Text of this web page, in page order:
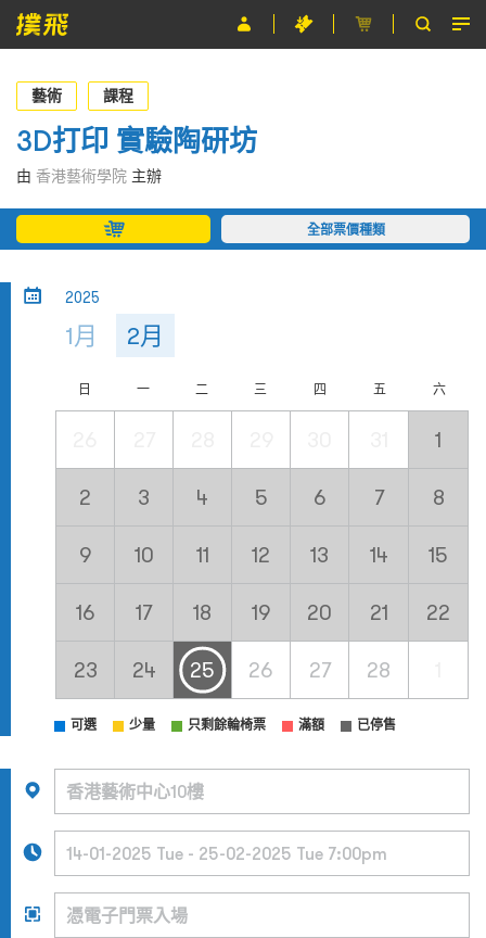
節目
主辦單位
關於撲飛
條款及細則
藝術 課程
3D打印 實驗陶研坊
由 香港藝術學院 主辦
全部票價種類
2025
1月 2月
日 一 二 三 四 五 六
1
2 3 4 5 6 7 8
9 10 11 12 13 14 15
16 17 18 19 20 21 22
23 24 25 26 27 28
可選 少量 只剩餘輪椅票 滿額 已停售